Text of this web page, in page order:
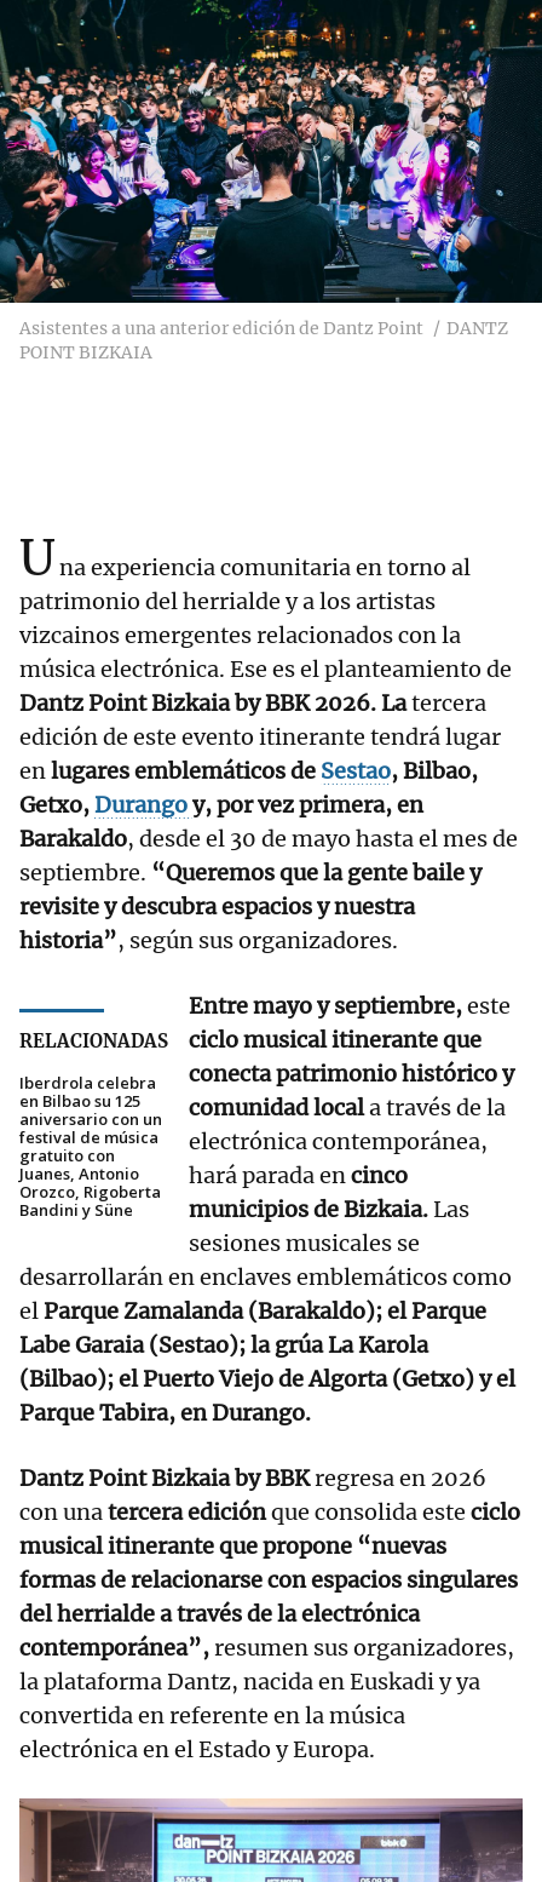
Asistentes a una anterior edición de Dantz Point
DANTZ
POINT BIZKAIA
Una experiencia comunitaria en torno al
patrimonio del herrialde y a los artistas
vizcainos emergentes relacionados con la
música electrónica. Ese es el planteamiento de
Dantz Point Bizkaia by BBK 2026. Latercera
edición de este evento itinerante tendrá lugar
enlugares emblemáticos de Sestao, Bilbao,
Getxo,Durangoy, por vez primera, en
Barakaldo, desde el 30 de mayo hasta el mes de
septiembre. “Queremos que la gente baile y
revisite y descubra espacios y nuestra
historia”, según sus organizadores.
RELACIONADAS
Iberdrola celebra
en Bilbao su 125
aniversario con un
festival de música
gratuito con
Juanes, Antonio
Orozco, Rigoberta
Bandini y Süne
Entre mayo y septiembre,este
ciclo musical itinerante que
conecta patrimonio histórico y
comunidad locala través de la
electrónica contemporánea,
hará parada encinco
municipios de Bizkaia.Las
sesiones musicales se
desarrollarán en enclaves emblemáticos como
elParque Zamalanda (Barakaldo); el Parque
Labe Garaia (Sestao); la grúa La Karola
(Bilbao); el Puerto Viejo de Algorta (Getxo) y el
Parque Tabira, en Durango.
Dantz Point Bizkaia by BBKregresa en 2026
con unatercera ediciónque consolida este ciclo
musical itinerante que propone “nuevas
formas de relacionarse con espacios singulares
del herrialde a través de la electrónica
contemporánea”,resumen sus organizadores,
la plataforma Dantz, nacida en Euskadi y ya
convertida en referente en la música
electrónica en el Estado y Europa.